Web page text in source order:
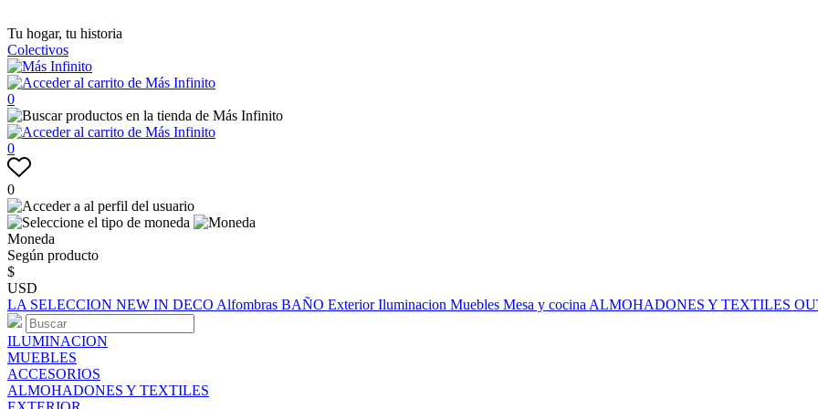
Tu hogar, tu historia
Colectivos
0
0
0
Moneda
Según producto
$
USD
LA SELECCION NEW IN DECO Alfombras BAÑO ExteriorIluminacion Muebles Mesa y cocina ALMOHADONES Y TEXTILES
ILUMINACION
MUEBLES
ACCESORIOS
ALMOHADONES Y TEXTILES